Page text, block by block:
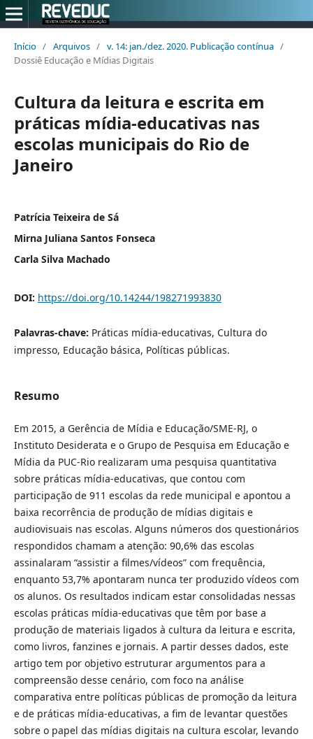
Início / Arquivos / v. 14: jan./dez. 2020. Publicação contínua /
Dossiê Educação e Mídias Digitais
Cultura da leitura e escrita em
práticas mídia-educativas nas
escolas municipais do Rio de
Janeiro
Patrícia Teixeira de Sá
Mirna Juliana Santos Fonseca
Carla Silva Machado
DOI: https://doi.org/10.14244/198271993830
Palavras-chave: Práticas mídia-educativas, Cultura do
impresso, Educação básica, Políticas públicas.
Resumo
Em 2015, a Gerência de Mídia e Educação/SME-RJ, o
Instituto Desiderata e o Grupo de Pesquisa em Educação e
Mídia da PUC-Rio realizaram uma pesquisa quantitativa
sobre práticas mídia-educativas, que contou com
participação de 911 escolas da rede municipal e apontou a
baixa recorrência de produção de mídias digitais e
audiovisuais nas escolas. Alguns números dos questionários
respondidos chamam a atenção: 90,6% das escolas
assinalaram “assistir a filmes/vídeos” com frequência,
enquanto 53,7% apontaram nunca ter produzido vídeos com
os alunos. Os resultados indicam estar consolidadas nessas
escolas práticas mídia-educativas que têm por base a
produção de materiais ligados à cultura da leitura e escrita,
como livros, fanzines e jornais. A partir desses dados, este
artigo tem por objetivo estruturar argumentos para a
compreensão desse cenário, com foco na análise
comparativa entre políticas públicas de promoção da leitura
e de práticas mídia-educativas, a fim de levantar questões
sobre o papel das mídias digitais na cultura escolar, levando